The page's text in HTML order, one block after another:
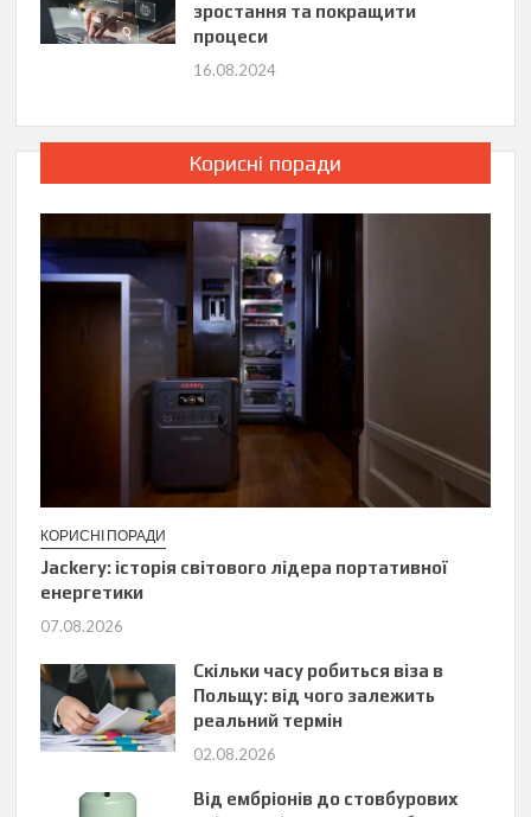
зростання та покращити
процеси
16.08.2024
Корисні поради
КОРИСНІ ПОРАДИ
Jackery: історія світового лідера портативної
енергетики
07.08.2026
Скільки часу робиться віза в
Польщу: від чого залежить
реальний термін
02.08.2026
Від ембріонів до стовбурових